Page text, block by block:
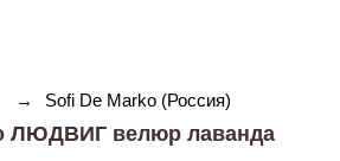
→ Sofi De Marko (Россия)
ЛЮДВИГ велюр лаванда